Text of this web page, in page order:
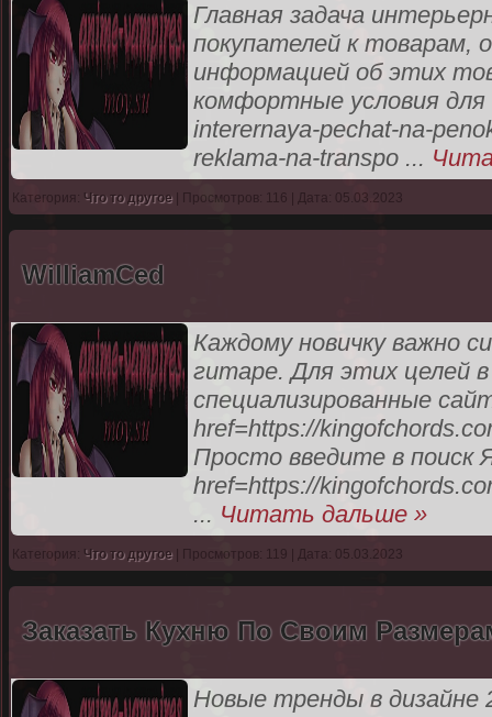
Главная задача
покупателей к товарам,
информацией об этих
комфортные условия для
interernaya-pechat-na-
reklama-na-transpo ...
Категория: Что то другое | Просмотров: 116 | Дата: 05.03.2023
WilliamCed
Каждому новичку важно
гитаре. Для этих целей
специализированные
href=https://
Просто введите в поиск
href=https://
... Читать дальше »
Категория: Что то другое | Просмотров: 119 | Дата: 05.03.2023
Заказать Кухню По Своим
Новые тренды в дизайне